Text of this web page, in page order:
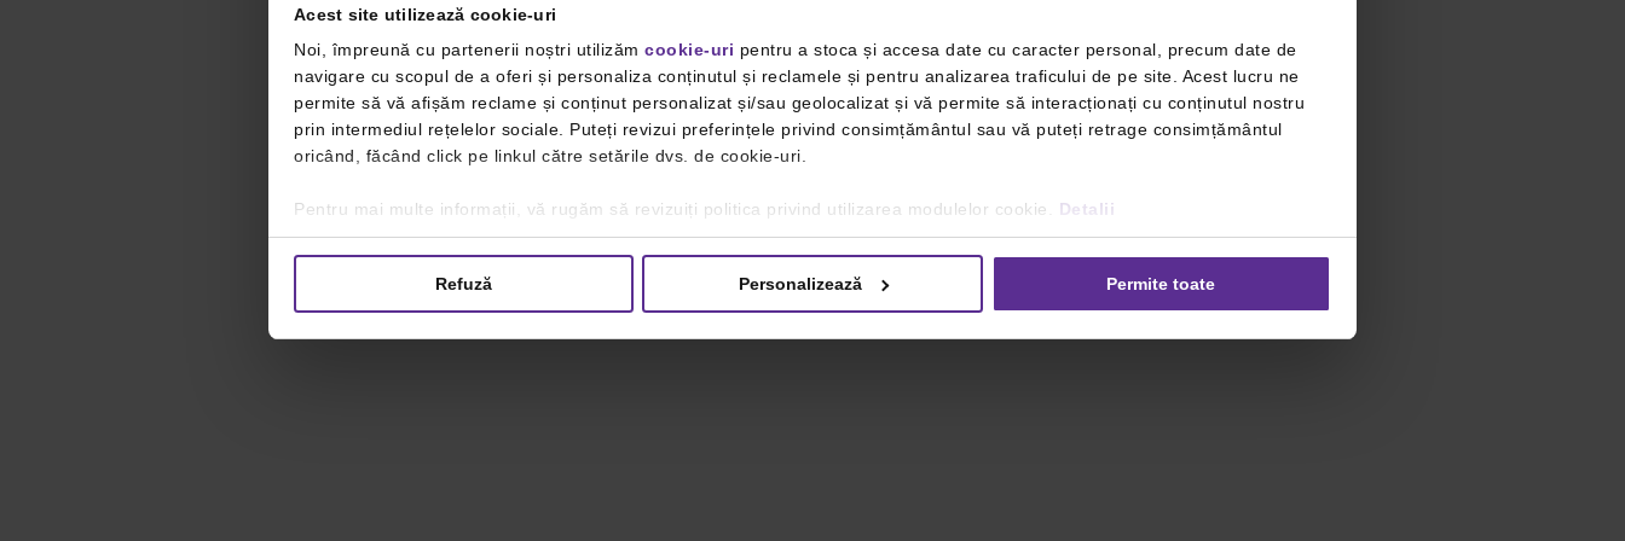
Acest site utilizează cookie-uri
Noi, împreună cu partenerii noștri utilizăm cookie-uri pentru a stoca și accesa date cu caracter personal, precum date de
navigare cu scopul de a oferi și personaliza conținutul și reclamele și pentru analizarea traficului de pe site. Acest lucru ne
permite să vă afișăm reclame și conținut personalizat și/sau geolocalizat și vă permite să interacționați cu conținutul nostru
prin intermediul rețelelor sociale. Puteți revizui preferințele privind consimțământul sau vă puteți retrage consimțământul
oricând, făcând click pe linkul către setările dvs. de cookie-uri.
Pentru mai multe informații, vă rugăm să revizuiți politica privind utilizarea modulelor cookie. Detalii
Refuză Personalizează Permite toate